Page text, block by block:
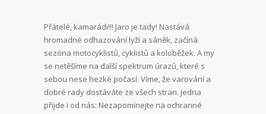
Přátelé, kamarádi!!! Jaro je tady! Nastává
hromadné odhazování lyží a sáněk, začíná
sezóna motocyklistů, cyklistů a koloběžek. A my
se netěšíme na další spektrum úrazů, které s
sebou nese hezké počasí. Víme, že varování a
dobré rady dostáváte ze všech stran. Jedna
přijde i od nás: Nezapomínejte na ochranné